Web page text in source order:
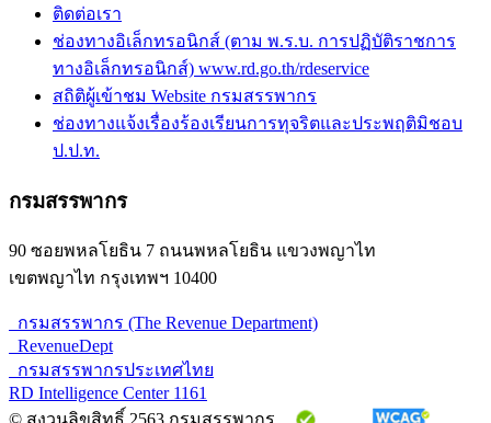
ติดต่อเรา
ช่องทางอิเล็กทรอนิกส์ (ตาม พ.ร.บ. การปฏิบัติราชการ
ทางอิเล็กทรอนิกส์) www.rd.go.th/rdeservice
สถิติผู้เข้าชม Website กรมสรรพากร
ช่องทางแจ้งเรื่องร้องเรียนการทุจริตและประพฤติมิชอบ
ป.ป.ท.
กรมสรรพากร
90 ซอยพหลโยธิน 7 ถนนพหลโยธิน แขวงพญาไท
เขตพญาไท กรุงเทพฯ 10400
กรมสรรพากร (The Revenue Department)
RevenueDept
กรมสรรพากรประเทศไทย
RD Intelligence Center 1161